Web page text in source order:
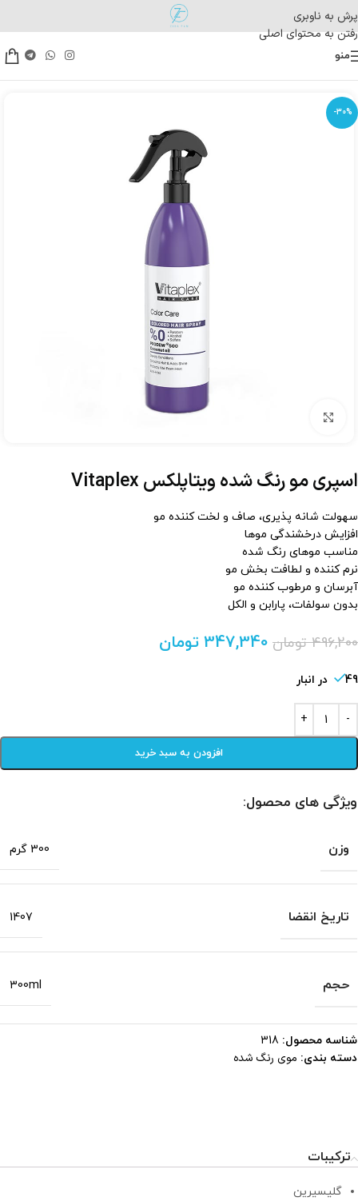
پرش به ناوبری
رفتن به محتوای اصلی
منو
-30%
اسپری مو رنگ شده ویتاپلکس Vitaplex
سهولت شانه پذیری، صاف و لخت کننده مو
افزایش درخشندگی موها
مناسب موهای رنگ شده
نرم کننده و لطافت بخش مو
آبرسان و مرطوب کننده مو
بدون سولفات، پارابن و الکل
496,200 تومان 347,340 تومان
49 در انبار
افزودن به سبد خرید
ویژگی های محصول:
وزن 300 گرم
تاریخ انقضا 1407
حجم 300ml
شناسه محصول: 318
دسته بندی: موی رنگ شده
ترکیبات
گلیسیرین